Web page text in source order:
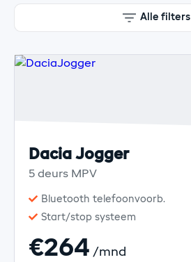
Alle filters
Dacia Jogger
5 deurs MPV
Bluetooth telefoonvoorb.
Start/stop systeem
€264 /mnd